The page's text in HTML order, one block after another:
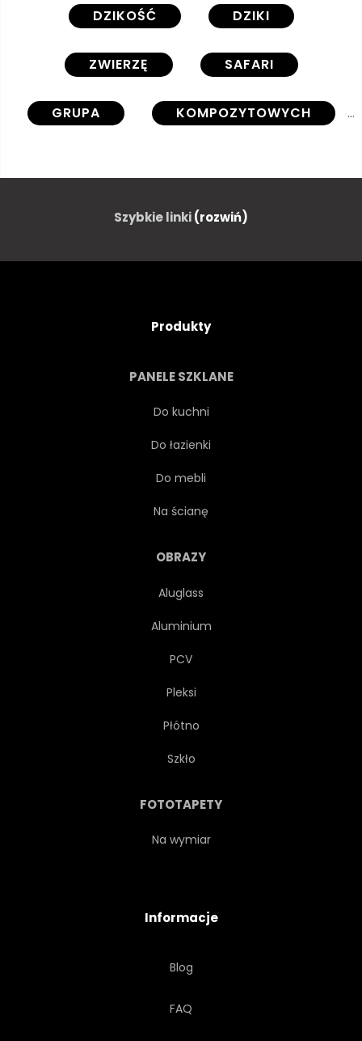
DZIKOŚĆ DZIKI
ZWIERZĘ SAFARI
GRUPA KOMPOZYTOWYCH
RAZEM
SŁOŃ NOSOROŻEC
KONCEPCJA
Szybkie linki(rozwiń)
Produkty
PANELE SZKLANE
Do kuchni
Do łazienki
Do mebli
Na ścianę
OBRAZY
Aluglass
Aluminium
PCV
Pleksi
Płótno
Szkło
FOTOTAPETY
Na wymiar
Informacje
Blog
FAQ